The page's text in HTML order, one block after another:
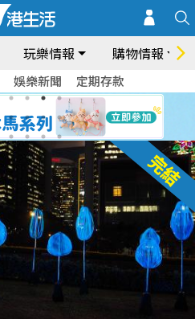
玩樂情報 購物情報
娛樂新聞 定期存款